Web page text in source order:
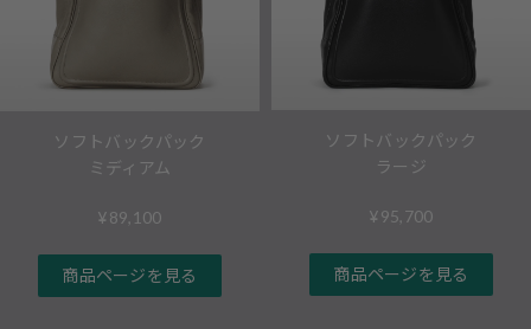
ソフトバックパック
ミディアム
¥89,100
商品ページを見る
ソフトバックパック
ラージ
¥95,700
商品ページを見る